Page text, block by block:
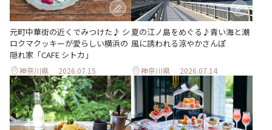
元町中華街の近くでみつけた♪ シ
ロクマクッキーが愛らしい横浜の
隠れ家「CAFE シトカ」
神奈川県 2026.07.15
夏の江ノ島をめぐる♪青い海と潮
風に誘われる涼やかさんぽ
神奈川県 2026.07.14